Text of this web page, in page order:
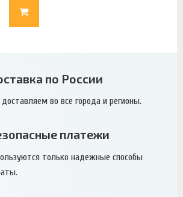
по России
во все города и регионы.
платежи
только надежные способы